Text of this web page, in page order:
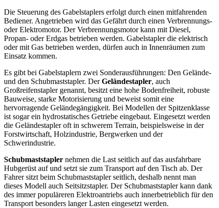
Die Steuerung des Gabelstaplers erfolgt durch einen mitfahrenden
Bediener. Angetrieben wird das Gefährt durch einen Verbrennungs-
oder Elektromotor. Der Verbrennungsmotor kann mit Diesel,
Propan- oder Erdgas betrieben werden. Gabelstapler die elektrisch
oder mit Gas betrieben werden, dürfen auch in Innenräumen zum
Einsatz kommen.
Es gibt bei Gabelstaplern zwei Sonderausführungen: Den Gelände-
und den Schubmaststapler. DerGeländestapler, auch
Großreifenstapler genannt, besitzt eine hohe Bodenfreiheit, robuste
Bauweise, starke Motorisierung und beweist somit eine
hervorragende Geländegängigkeit. Bei Modellen der Spitzenklasse
ist sogar ein hydrostatisches Getriebe eingebaut. Eingesetzt werden
die Geländestapler oft in schwerem Terrain, beispielsweise in der
Forstwirtschaft, Holzindustrie, Bergwerken und der
Schwerindustrie.
Schubmaststapler nehmen die Last seitlich auf das ausfahrbare
Hubgerüst auf und setzt sie zum Transport auf den Tisch ab. Der
Fahrer sitzt beim Schubmaststapler seitlich, deshalb nennt man
dieses Modell auch Seitsitzstapler. Der Schubmaststapler kann dank
des immer populäreren Elektroantriebs auch innerbetrieblich für den
Transport besonders langer Lasten eingesetzt werden.